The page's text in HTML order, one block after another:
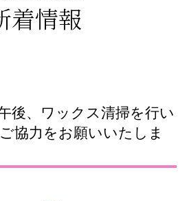
着情報
後、ワックス清掃を行い
協力をお願いいたしま